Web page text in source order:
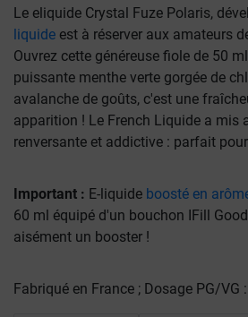
Le eliquide Crystal Fuze Polaris,
liquide est à réserver aux amateurs
Ouvrez cette généreuse fiole de 50
puissante menthe verte gorgée de
avalanche de goûts, c'est une
apparition ! Le French Liquide a mis
renversante et addictive : parfait
Important : E-liquide boosté en
60 ml équipé d'un bouchon IFill
aisément un booster !
Fabriqué en France ; Dosage PG/VG